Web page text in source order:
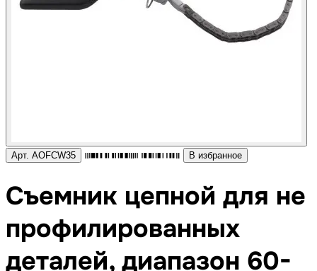
Арт. AOFCW35 В избранное
Съемник цепной для не
профилированных
деталей, диапазон 60-